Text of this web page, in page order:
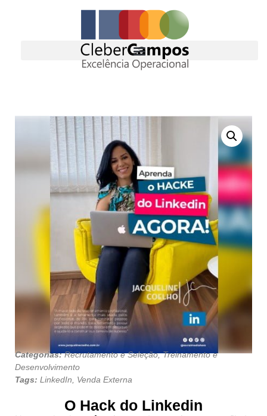
Categorias: Recrutamento e Seleção,Treinamento e
Desenvolvimento
Tags: LinkedIn Venda Externa
O Hack do Linkedin